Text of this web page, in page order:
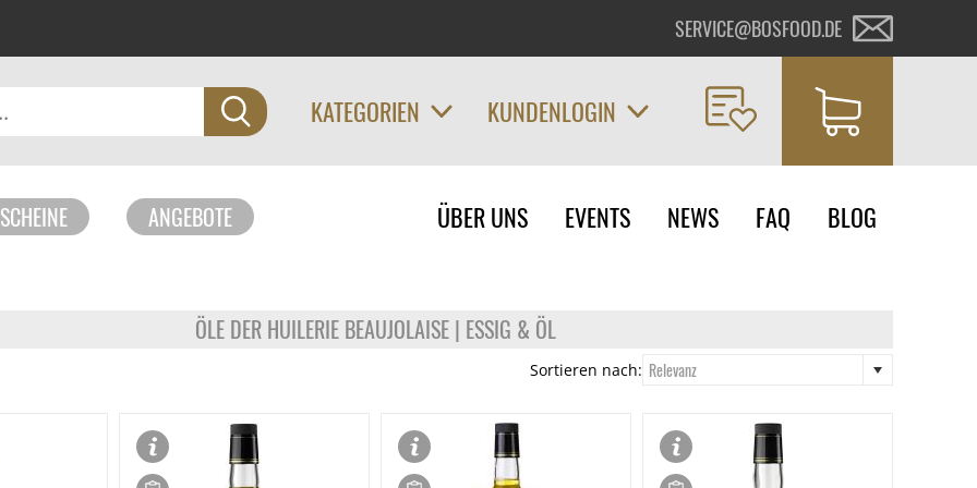
SERVICE@BOSFOOD.DE
KATEGORIEN KUNDENLOGIN
ANGEBOTE
Navigation
überspringen
ÜBER UNS EVENTS NEWS FAQ BLOG
ÖLE DER HUILERIE BEAUJOLAISE | ESSIG & ÖL
Sortieren nach: Relevanz